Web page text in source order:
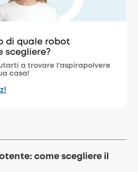
di quale robot
scegliere?
a trovare l'aspirapolvere
casa!
come scegliere il